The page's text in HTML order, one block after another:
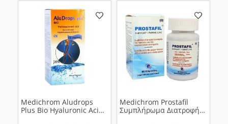
Medichrom Aludrops
Plus Bio Hyaluronic Acid
Medichrom Prostafil
Συμπλήρωμα Διατροφής